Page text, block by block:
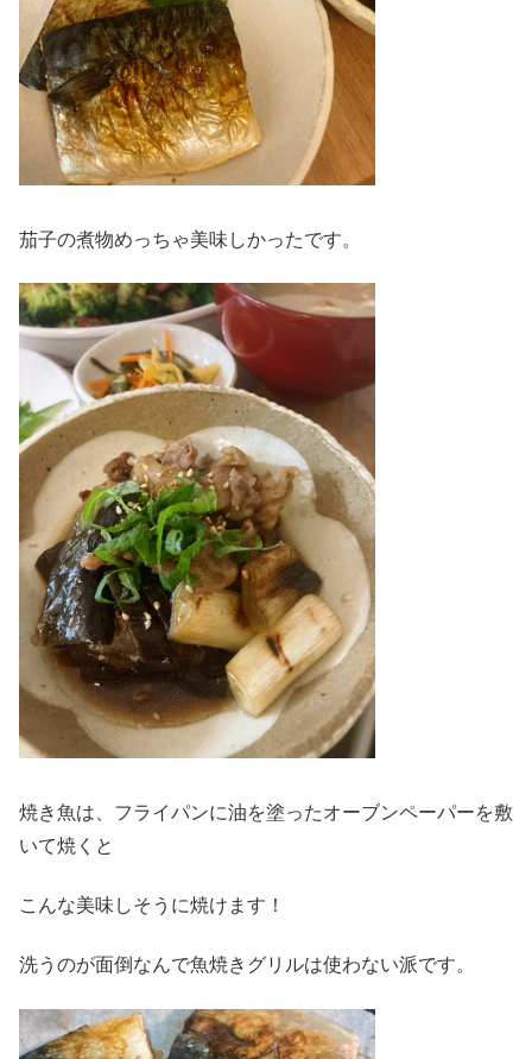
茄子の煮物めっちゃ美味しかったです。
焼き魚は、フライパンに油を塗ったオーブンペーパーを敷
いて焼くと
こんな美味しそうに焼けます！
洗うのが面倒なんで魚焼きグリルは使わない派です。